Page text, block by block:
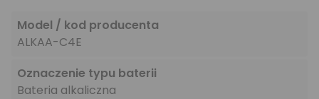
Model / kod producenta
ALKAA-C4E
Oznaczenie typu baterii
Bateria alkaliczna